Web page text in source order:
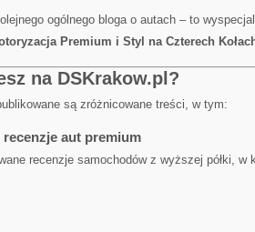
ogólnego bloga o autach – to
Premium i Styl na Czterech
na DSKrakow.pl?
są zróżnicowane treści, w tym:
aut premium
recenzje samochodów z wyższej półki, w